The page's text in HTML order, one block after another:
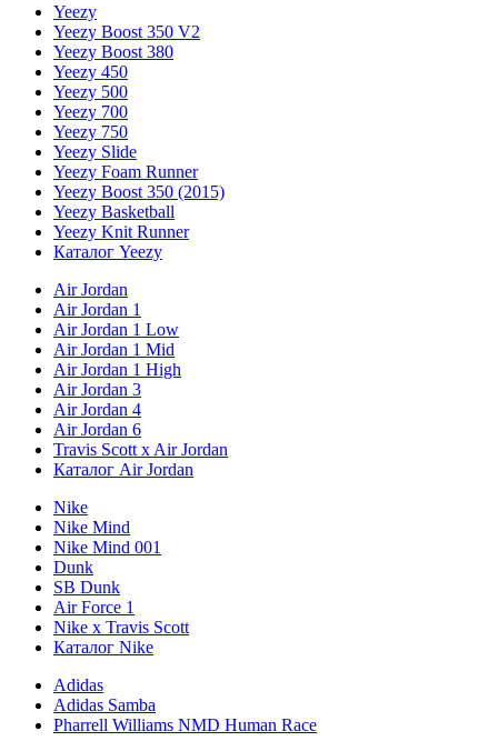
Yeezy
Yeezy Boost 350 V2
Yeezy Boost 380
Yeezy 450
Yeezy 500
Yeezy 700
Yeezy 750
Yeezy Slide
Yeezy Foam Runner
Yeezy Boost 350 (2015)
Yeezy Basketball
Yeezy Knit Runner
Каталог Yeezy
Air Jordan
Air Jordan 1
Air Jordan 1 Low
Air Jordan 1 Mid
Air Jordan 1 High
Air Jordan 3
Air Jordan 4
Air Jordan 6
Travis Scott x Air Jordan
Каталог Air Jordan
Nike
Nike Mind
Nike Mind 001
Dunk
SB Dunk
Air Force 1
Nike x Travis Scott
Каталог Nike
Adidas
Adidas Samba
Pharrell Williams NMD Human Race